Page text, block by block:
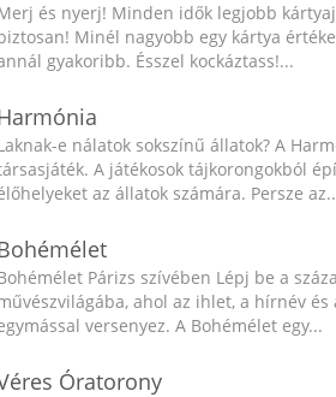
és nyerj! Minden idők legjobb
Minél nagyobb egy kártya
gyakoribb. Ésszel kockáztass!...
e nálatok sokszínű állatok? A
A játékosok tájkorongokból
az állatok számára. Persze
Párizs szívében Lépj be a
ahol az ihlet, a hírnév
versenyez. A Bohémélet egy...
Óratorony